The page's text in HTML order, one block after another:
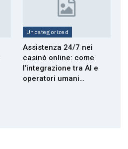
Uncategorized
Assistenza 24/7 nei
casinò online: come
l’integrazione tra AI e
operatori umani…